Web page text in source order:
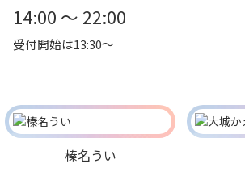
14:00 ～ 22:00
受付開始は13:30～
榛名うい